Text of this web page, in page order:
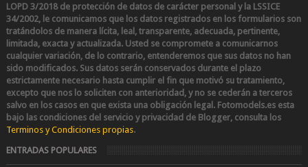
LOPD 3/2018 de protección de datos de carácter personal y la LSSICE
34/2002, le comunicamos que los datos registrados en los formularios son
tratándolos de manera lícita, leal, transparente, adecuada, pertinente,
limitada, exacta y actualizada. Usted se compromete a comunicarnos
cualquier variación, de lo contrario, entenderemos que sus datos no han
sido modificados. Sus datos serán conservados durante el plazo
estrictamente necesario hasta cumplir el fin que motivó su tratamiento,
excepto que nos lo soliciten con anterioridad, y no se cederán a terceros
salvo en los casos en que exista una obligación legal.Fotomodels.es esta
bajo las condiciones del servicio y privacidad de Blogger, consulta los
Terminos y Condiciones propias.
ENTRADAS POPULARES